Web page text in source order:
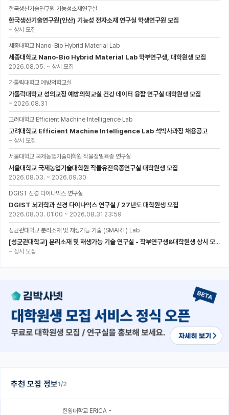
추천 모집 정보1/2
한양대학교 ERICA -
한국생산기술연구원 기능성소재연구실
한국생산기술연구원(안산) 기능성 전자소재 연구실 학생연구원 모집
~ 상시 모집
세종대학교 Nano-Bio Hybrid Material Lab
세종대학교 Nano-Bio Hybrid Material Lab 학부연구생, 대학원생 모집
2026.08.05. ~ 상시 모집
가톨릭대학교 예방의학교실
가톨릭대학교 성의교정 예방의학교실 건강 데이터 융합 연구실 대학원생 모집
~ 2026.08.31
고려대학교 Efficient Machine Intelligence Lab
고려대학교 Efficient Machine Intelligence Lab 석박사과정 채용공고
~ 상시 모집
서울대학교 국제농업기술대학원 작물정밀육종 연구실
서울대학교 국제농업기술대학원 작물유전육종연구실 대학원생 모집
2026.08.03. ~ 2026.09.30
DGIST 신경 다이나믹스 연구실
DGIST 뇌과학과 신경 다이나믹스 연구실 / 27년도 대학원생 모집
2026.08.03. 01:00 ~ 2026.08.31 23:59
성균관대학교 분리소재 및 재생가능 기술 (SMART) Lab
[성균관대학교] 분리소재 및 재생가능 기술 연구실 - 학부연구생&대학원생 상시 모집 (미래에너지공학과)
~ 상시 모집